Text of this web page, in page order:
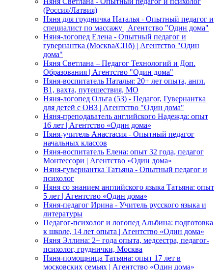
(Россия/Латвия)
Няня для грудничка Наталья - Опытный педагог и
специалист по массажу | Агентство "Один дома"
Няня-логопед Елена - Опытный педагог и
гувернантка (Москва/СПб) | Агентство "Один
дома"
Няня Светлана – Педагог Технологий и Доп.
Образования | Агентство "Один дома"
Няня-воспитатель Наталья: 20+ лет опыта, англ.
B1, вахта, путешествия, МО
Няня-логопед Ольга (53) - Педагог, Гувернантка
для детей с ОВЗ | Агентство "Один дома"
Няня-преподаватель английского Надежда: опыт
16 лет | Агентство «Один дома»
Няня-учитель Анастасия - Опытный педагог
начальных классов
Няня-воспитатель Елена: опыт 32 года, педагог
Монтессори | Агентство «Один дома»
Няня-гувернантка Татьяна - Опытный педагог и
психолог
Няня со знанием английского языка Татьяна: опыт
5 лет | Агентство «Один дома»
Няня-педагог Ирина - Учитель русского языка и
литературы
Педагог-психолог и логопед Альбина: подготовка
к школе, 14 лет опыта | Агентство «Один дома»
Няня Эллина: 2+ года опыта, медсестра, педагог-
психолог, груднички, Москва
Няня-помощница Татьяна: опыт 17 лет в
московских семьях | Агентство «Один дома»